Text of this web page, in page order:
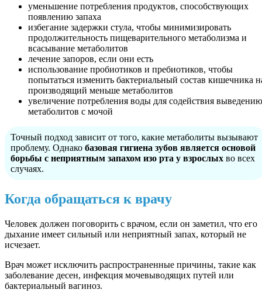
уменьшение потребления продуктов, способствующих
появлению запаха
избегание задержки стула, чтобы минимизировать
продолжительность пищеварительного метаболизма и
всасывание метаболитов
лечение запоров, если они есть
использование пробиотиков и пребиотиков, чтобы
попытаться изменить бактериальный состав кишечника
производящий меньше метаболитов
увеличение потребления воды для содействия выведению
метаболитов с мочой
Точный подход зависит от того, какие метаболиты вызывают
проблему. Однако базовая гигиена зубов является основой
борьбы с неприятным запахом изо рта у взрослых во всех
случаях.
Когда обращаться к врачу
Человек должен поговорить с врачом, если он заметил, что его
дыхание имеет сильный или неприятный запах, который не
исчезает.
Врач может исключить распространенные причины, такие как
заболевание десен, инфекция мочевыводящих путей или
бактериальный вагиноз.